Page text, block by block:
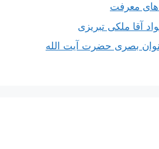
های معرفت
آقا ملکی تبریزی
بصری حضرت آیت الله